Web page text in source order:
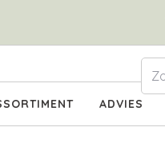
ADVIES